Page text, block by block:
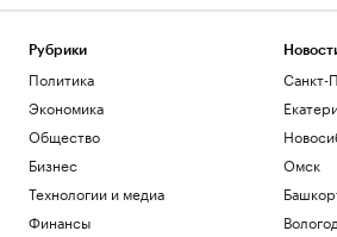
Общество
Рубрики
Политика
Экономика
Общество
Бизнес
Технологии и медиа
Финансы
Санкт-
Омск